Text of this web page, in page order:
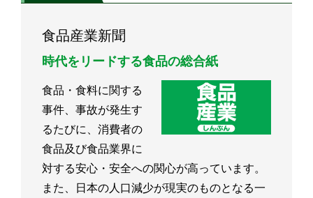
食品産業新聞
時代をリードする食品の総合紙
食品・食料に関する
事件、事故が発生す
るたびに、消費者の
食品及び食品業界に
対する安心・安全への関心が高っています。
また、日本の人口減少が現実のものとなる一